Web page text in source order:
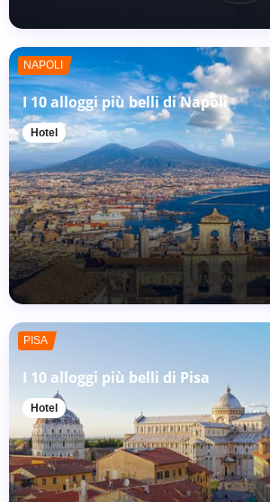
NAPOLI
I 10 alloggi più belli di Napoli
Hotel
PISA
I 10 alloggi più belli di Pisa
Hotel